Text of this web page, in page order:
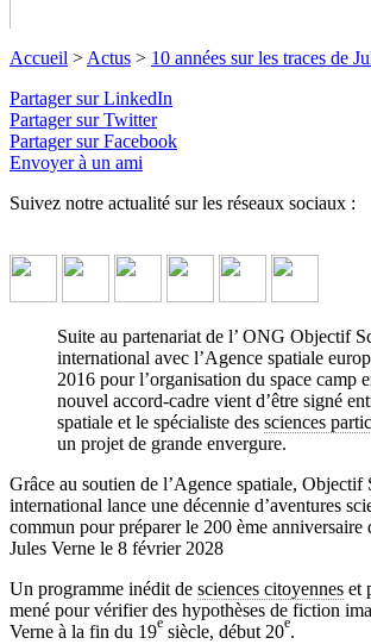
10 années sur les traces de
Une incroyable Odyssée scientifique↓ Lire le
plus bas ↓
Accueil > Actus > 10 années sur les traces de
Partager sur LinkedIn
Partager sur Twitter
Partager sur Facebook
Envoyer à un ami
Suivez notre actualité sur les réseaux sociaux :
Suite au partenariat de l’ ONG Objectif
international avec l’Agence spatiale
2016 pour l’organisation du space camp
nouvel accord-cadre vient d’être signé
spatiale et le spécialiste des sciences
un projet de grande envergure.
Grâce au soutien de l’Agence spatiale, Objectif
international lance une décennie d’aventures
commun pour préparer le 200 ème anniversaire
Jules Verne le 8 février 2028
Un programme inédit de sciences citoyennes et
mené pour vérifier des hypothèses de fiction
Verne à la fin du 19e siècle, début 20e.